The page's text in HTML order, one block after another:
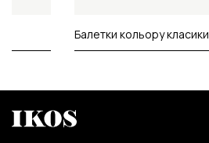
Балетки кольору класики